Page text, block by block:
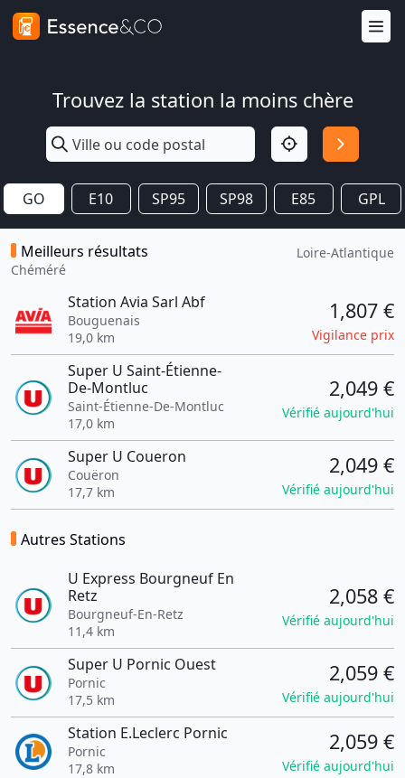
Trouvez la station la moins chère
GO E10 SP95 SP98 E85 GPL
Meilleurs résultats
Chéméré
Loire-Atlantique
Station Avia Sarl Abf
Bouguenais
19,0 km
1,807 €
Vigilance prix
Super U Saint-Étienne-
De-Montluc
Saint-Étienne-De-Montluc
17,0 km
2,049 €
Vérifié aujourd'hui
Super U Coueron
Couëron
17,7 km
2,049 €
Vérifié aujourd'hui
Autres Stations
U Express Bourgneuf En
Retz
Bourgneuf-En-Retz
11,4 km
2,058 €
Vérifié aujourd'hui
Super U Pornic Ouest
Pornic
17,5 km
2,059 €
Vérifié aujourd'hui
Station E.Leclerc Pornic
Pornic
17,8 km
2,059 €
Vérifié aujourd'hui